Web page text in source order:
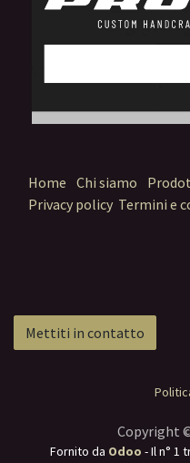
Home Chi siamo
Privacy policy Termini e
Mettiti in contatto
Copyright
Fornito da Odoo - Il n° 1